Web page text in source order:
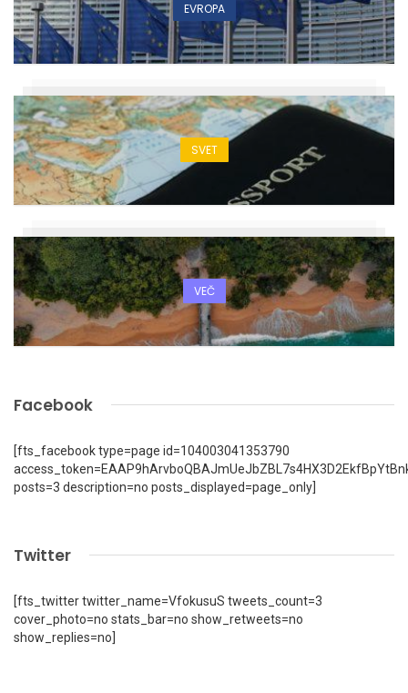
EVROPA
SVET
VEČ
Facebook
[fts_facebook type=page id=104003041353790
posts=3 description=no posts_displayed=page_only]
Twitter
[fts_twitter twitter_name=VfokusuS tweets_count=3
cover_photo=no stats_bar=no show_retweets=no
show_replies=no]